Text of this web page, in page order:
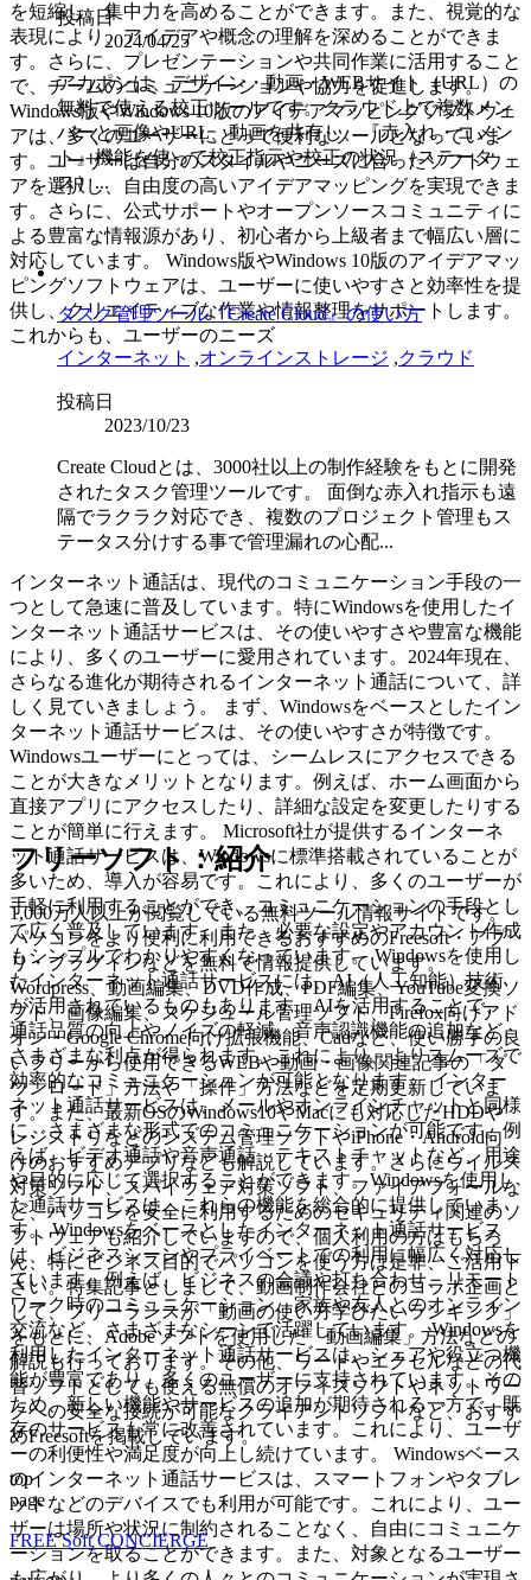
を短縮し、集中力を高めることができます。また、視覚的な
表現により、アイデアや概念の理解を深めることができま
す。さらに、プレゼンテーションや共同作業に活用すること
で、チームのコミュニケーションや協力を促進します。
Windows版やWindows 10版のアイデアマッピングソフトウェ
アは、多くのユーザーにとって便利なツールとなっていま
す。ユーザーは自分のスタイルやニーズに合ったソフトウェ
アを選択し、自由度の高いアイデアマッピングを実現できま
す。さらに、公式サポートやオープンソースコミュニティに
よる豊富な情報源があり、初心者から上級者まで幅広い層に
対応しています。 Windows版やWindows 10版のアイデアマッ
ピングソフトウェアは、ユーザーに使いやすさと効率性を提
供し、クリエイティブな作業や情報整理をサポートします。
これからも、ユーザーのニーズ
インターネット通話は、現代のコミュニケーション手段の一
つとして急速に普及しています。特にWindowsを使用したイ
ンターネット通話サービスは、その使いやすさや豊富な機能
により、多くのユーザーに愛用されています。2024年現在、
さらなる進化が期待されるインターネット通話について、詳
しく見ていきましょう。 まず、Windowsをベースとしたイン
ターネット通話サービスは、その使いやすさが特徴です。
Windowsユーザーにとっては、シームレスにアクセスできる
ことが大きなメリットとなります。例えば、ホーム画面から
直接アプリにアクセスしたり、詳細な設定を変更したりする
ことが簡単に行えます。 Microsoft社が提供するインターネ
ット通話サービスは、Windowsに標準搭載されていることが
多いため、導入が容易です。これにより、多くのユーザーが
手軽に利用することができ、コミュニケーションの手段とし
て広く普及しています。また、必要な設定やアカウント作成
もシンプルでわかりやすくなっています。 Windowsを使用し
たインターネット通話サービスには、AI（人工知能）技術
が活用されているものもあります。AIを活用することで、
通話品質の向上やノイズの軽減、音声認識機能の追加など、
さまざまな利点が得られます。これにより、よりスムーズで
効率的なコミュニケーションが可能となります。 インター
ネット通話サービスは、メールやオンラインチャットと同様
に、さまざまな形式でのコミュニケーションが可能です。例
えば、ビデオ通話や音声通話、テキストチャットなど、用途
や目的に応じて選択することができます。Windowsを使用し
た通話サービスは、これらの機能を総合的に提供していま
す。 Windowsをベースとしたインターネット通話サービス
は、ビジネスシーンやプライベートでの利用に幅広く対応し
ています。例えば、ビジネスの会議や打ち合わせ、リモート
ワーク時のコミュニケーション、家族や友人とのオンライン
交流など、さまざまなシーンで活躍しています。 Windowsを
利用したインターネット通話サービスは、シェアや役立つ機
能が豊富であり、多くのユーザーに支持されています。その
ため、新しい機能やサービスの追加が期待される一方で、既
存のサービスも常に改善されています。これにより、ユーザ
ーの利便性や満足度が向上し続けています。 Windowsベース
のインターネット通話サービスは、スマートフォンやタブレ
ットなどのデバイスでも利用が可能です。これにより、ユー
ザーは場所や状況に制約されることなく、自由にコミュニケ
ーションを取ることができます。また、対象となるユーザー
投稿日
2024/04/25
アカポンは、デザイン・動画・WEBサイト（URL）の
無料で使える校正ツールです。クラウド上で複数メン
バーと画像やURL、動画を共有し、『赤入れ・コメン
ト』機能を使って校正指示や校正の状況（ステータ
ス）...
タスク管理ツール『Create Cloud』の使い方
インターネット ,オンラインストレージ ,クラウド
投稿日
2023/10/23
Create Cloudとは、3000社以上の制作経験をもとに開発
されたタスク管理ツールです。 面倒な赤入れ指示も遠
隔でラクラク対応でき、複数のプロジェクト管理もス
テータス分けする事で管理漏れの心配...
フリーソフト：紹介
1,000万人以上が閲覧している無料ツール情報サイトです。
パソコンをより便利に利用できるおすすめのFreesoft・アプ
リ・プラグインなどを無料で情報提供しています。
Wordpress、動画編集、DVD作成、PDF編集、YouTube変換ソ
フト、画像編集、スケジュール管理ソフト、Firefox向けアド
オン・Google Chrome向け拡張機能、Cadなど、使い勝手の良
いフリーから使用できるWEBや動画・画像関連記事の「ダ
ウンロード」方法や「操作」方法などを定期更新していま
す。また、最新OSのWindows10やMacにも対応したHDDや
レジストリなどのシステム管理ソフトやiPhone・Android向
けのおすすめアプリなども解説しています。さらにウイルス
対策ソフト、スパイウェア対策ソフト、ファイアフォールな
ど、パソコンを安全に利用するためのセキュリティ関連のソ
フトウェアも紹介していますので、個人利用の方はもちろ
ん、特にビジネス目的でパソコンを使う方は是非、ご活用下
さい。特集記事としまして、動画制作会社とのコラボ企画と
して、フリーランスが「動画の使い方学びたいランキング」
をもとに、Adobeソフトを使用した「動画編集」方法などの
解説も行っております。その他、ワードやエクセルなどの代
替ソフトとしても使える無償のオフィスソフトやネットワー
クへの安全な接続が可能なクライアントソフトなど、おすす
めFreesoftを掲載しています。
top
page
FREE Soft CONCIERGE